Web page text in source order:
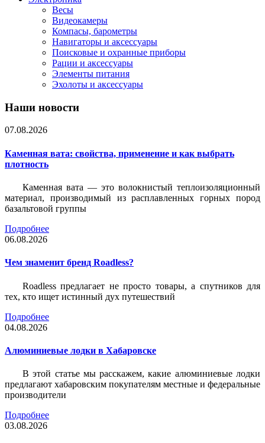
Весы
Видеокамеры
Компасы, барометры
Навигаторы и аксессуары
Поисковые и охранные приборы
Рации и аксессуары
Элементы питания
Эхолоты и аксессуары
Наши новости
07.08.2026
Каменная вата: свойства, применение и как выбрать
плотность
Каменная вата — это волокнистый теплоизоляционный
материал, производимый из расплавленных горных пород
базальтовой группы
Подробнее
06.08.2026
Чем знаменит бренд Roadless?
Roadless предлагает не просто товары, а спутников для
тех, кто ищет истинный дух путешествий
Подробнее
04.08.2026
Алюминиевые лодки в Хабаровске
В этой статье мы расскажем, какие алюминиевые лодки
предлагают хабаровским покупателям местные и федеральные
производители
Подробнее
03.08.2026